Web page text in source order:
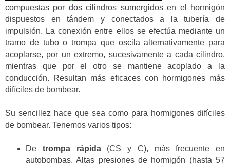
compuestas por dos cilindros sumergidos en el hormigón
dispuestos en tándem y conectados a la tubería de
impulsión. La conexión entre ellos se efectúa mediante un
tramo de tubo o trompa que oscila alternativamente para
acoplarse, por un extremo, sucesivamente a cada cilindro,
mientras que por el otro se mantiene acoplado a la
conducción. Resultan más eficaces con hormigones más
difíciles de bombear.
Su sencillez hace que sea como para hormigones difíciles
de bombear. Tenemos varios tipos:
De trompa rápida(CS y C), más frecuente en
autobombas. Altas presiones de hormigón (hasta 57